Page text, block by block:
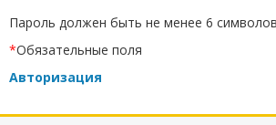
Пароль должен быть не менее 6
*Обязательные поля
Авторизация